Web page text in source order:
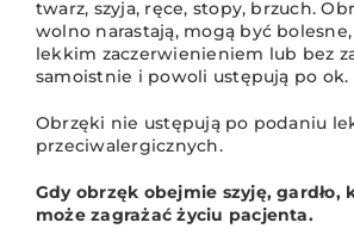
twarz, szyja, ręce, stopy, brzuch.
wolno narastają, mogą być
lekkim zaczerwienieniem lub bez
samoistnie i powoli ustępują po ok.
Obrzęki nie ustępują po podaniu
przeciwalergicznych.
Gdy obrzęk obejmie szyję,
może zagrażać życiu pacjenta.